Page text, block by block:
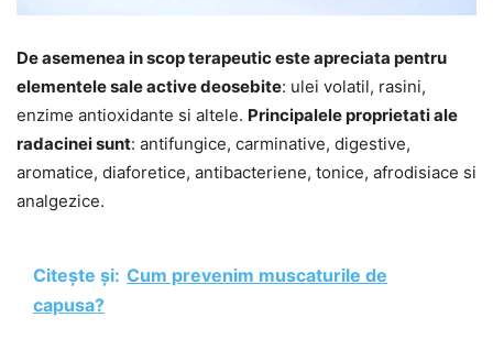
De asemenea in scop terapeutic este apreciata pentru
elementele sale active deosebite: ulei volatil, rasini,
enzime antioxidante si altele. Principalele proprietati ale
radacinei sunt: antifungice, carminative, digestive,
aromatice, diaforetice, antibacteriene, tonice, afrodisiace si
analgezice.
Citește și: Cum prevenim muscaturile de
capusa?